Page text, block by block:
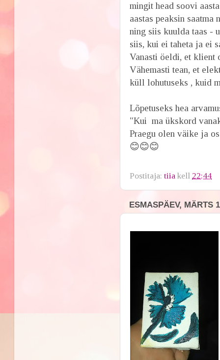
mingit head soovi
aastas peaksin
ning siis kuulda taas -
siis, kui ei taheta ja ei
Vanasti öeldi, et klient
Vähemasti tean, et
küll lohutuseks , kuid
Lõpetuseks hea
"Kui ma ükskord
Praegu olen väike ja
😊😊😊
Postitaja:tiia kell 22:44
ESMASPÄEV, MÄRTS